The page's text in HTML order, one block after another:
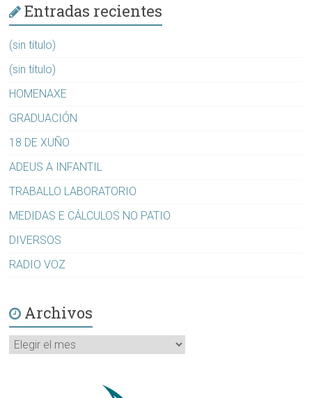
Entradas recientes
(sin título)
(sin título)
HOMENAXE
GRADUACIÓN
18 DE XUÑO
ADEUS A INFANTIL
TRABALLO LABORATORIO
MEDIDAS E CÁLCULOS NO PATIO
DIVERSOS
RADIO VOZ
Archivos
Archivos